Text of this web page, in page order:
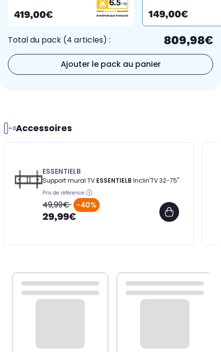
419,00€ 149,00€
Total du pack (4 articles) : 809,98€
Ajouter le pack au panier
Accessoires
ESSENTIELB
Support mural TV ESSENTIELB Inclin'TV 32-75''
Prix de référence
49,99€ -40%
29,99€